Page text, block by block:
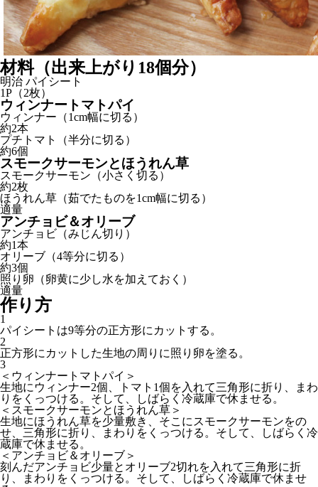
材料（出来上がり18個分）
明治 パイシート
1P（2枚）
ウィンナートマトパイ
ウィンナー（1cm幅に切る）
約2本
プチトマト（半分に切る）
約6個
スモークサーモンとほうれん草
スモークサーモン（小さく切る）
約2枚
ほうれん草（茹でたものを1cm幅に切る）
適量
アンチョビ＆オリーブ
アンチョビ（みじん切り）
約1本
オリーブ（4等分に切る）
約3個
照り卵（卵黄に少し水を加えておく）
適量
作り方
1
パイシートは9等分の正方形にカットする。
2
正方形にカットした生地の周りに照り卵を塗る。
3
＜ウィンナートマトパイ＞
生地にウィンナー2個、トマト1個を入れて三角形に折り、まわ
りをくっつける。そして、しばらく冷蔵庫で休ませる。
＜スモークサーモンとほうれん草＞
生地にほうれん草を少量敷き、そこにスモークサーモンをの
せ、三角形に折り、まわりをくっつける。そして、しばらく冷
蔵庫で休ませる。
＜アンチョビ＆オリーブ＞
刻んだアンチョビ少量とオリーブ2切れを入れて三角形に折
り、まわりをくっつける。そして、しばらく冷蔵庫で休ませ